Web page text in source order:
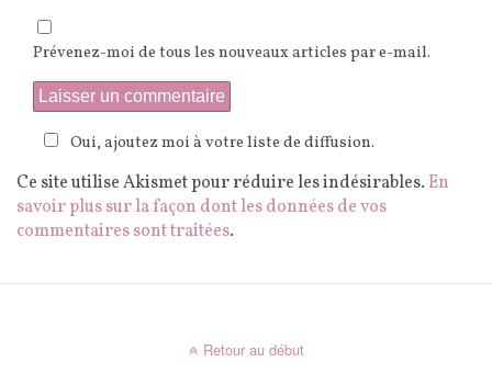
Prévenez-moi de tous les nouveaux articles par e-mail.
Oui, ajoutez moi à votre liste de diffusion.
Ce site utilise Akismet pour réduire les indésirables. En
savoir plus sur la façon dont les données de vos
commentaires sont traitées.
Retour au début